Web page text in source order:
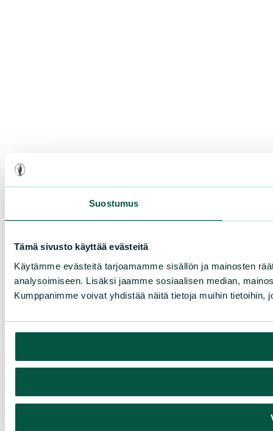
Suostumus
Tämä sivusto käyttää evästeitä
Käytämme evästeitä tarjoamamme sisällön ja mainosten
analysoimiseen. Lisäksi jaamme sosiaalisen median,
Kumppanimme voivat yhdistää näitä tietoja muihin tietoihin,